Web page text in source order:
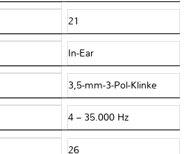
21
In-Ear
3,5-mm-3-Pol-Klinke
4 – 35.000 Hz
26